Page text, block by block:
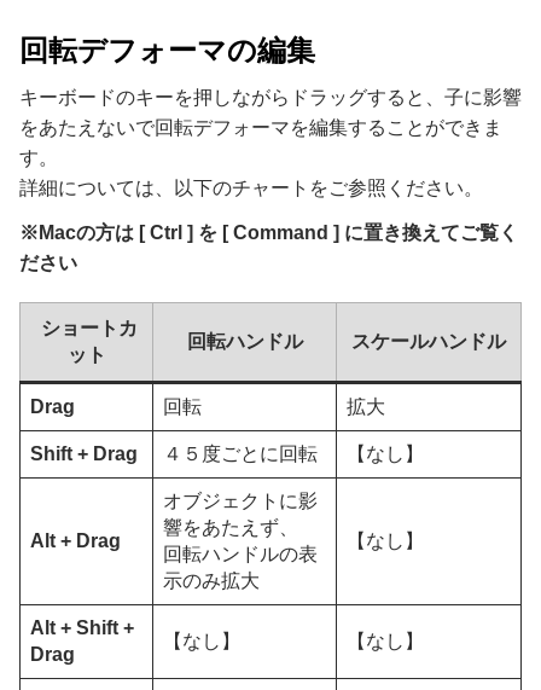
回転デフォーマの編集
キーボードのキーを押しながらドラッグすると、子に影響
をあたえないで回転デフォーマを編集することができま
す。
詳細については、以下のチャートをご参照ください。
※Macの方は [ Ctrl ] を [ Command ] に置き換えてご覧く
ださい
ショートカ
ット
回転ハンドル スケールハンドル
Drag 回転 拡大
Shift + Drag ４５度ごとに回転 【なし】
Alt + Drag
オブジェクトに影
響をあたえず、
回転ハンドルの表
示のみ拡大
【なし】
Alt + Shift +
Drag
【なし】 【なし】